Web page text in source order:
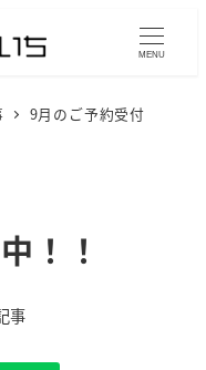
MENU
9月のご予約受付
！！
事